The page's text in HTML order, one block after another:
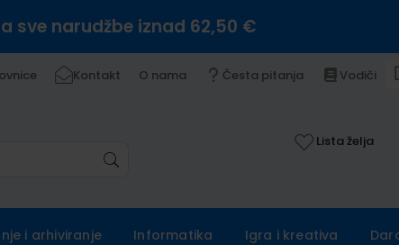
sve narudžbe iznad 62,50 €
Kontakt O nama Česta pitanja Vodiči
Lista želja
i arhiviranje Informatika Igra i kreativa